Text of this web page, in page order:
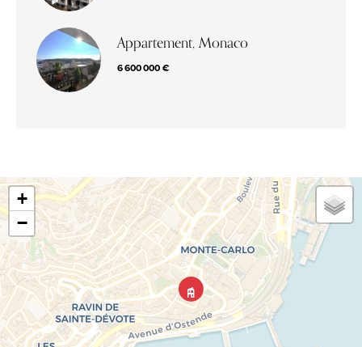
Appartement, Monaco
6 600 000 €
+
−